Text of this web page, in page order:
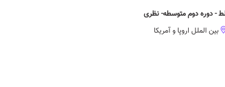
- دوره دوم متوسطه- نظری
بین الملل اروپا و آمریکا